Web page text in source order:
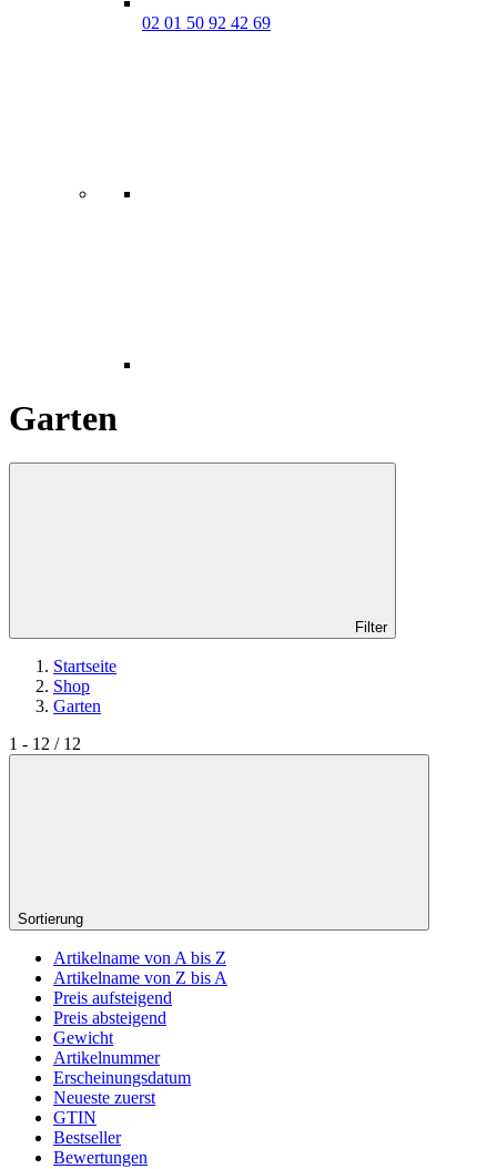
02 01 50 92 42 69
Garten
Filter
Startseite
Shop
Garten
1 - 12 / 12
Sortierung
Artikelname von A bis Z
Artikelname von Z bis A
Preis aufsteigend
Preis absteigend
Gewicht
Artikelnummer
Erscheinungsdatum
Neueste zuerst
GTIN
Bestseller
Bewertungen